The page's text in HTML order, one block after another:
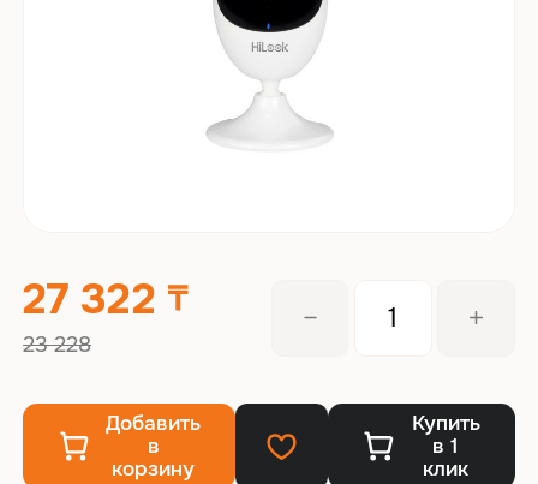
27 322
23 228
Добавить
в
корзину
Купить
в 1
клик